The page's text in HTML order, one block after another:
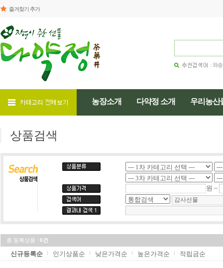
즐겨찾기 추가
와
농장소개 다약정 소개 우리농산
상품검색
원 ~
총 등록상품 : 0건
신규등록순 인기상품순 낮은가격순 높은가격순 적립금순